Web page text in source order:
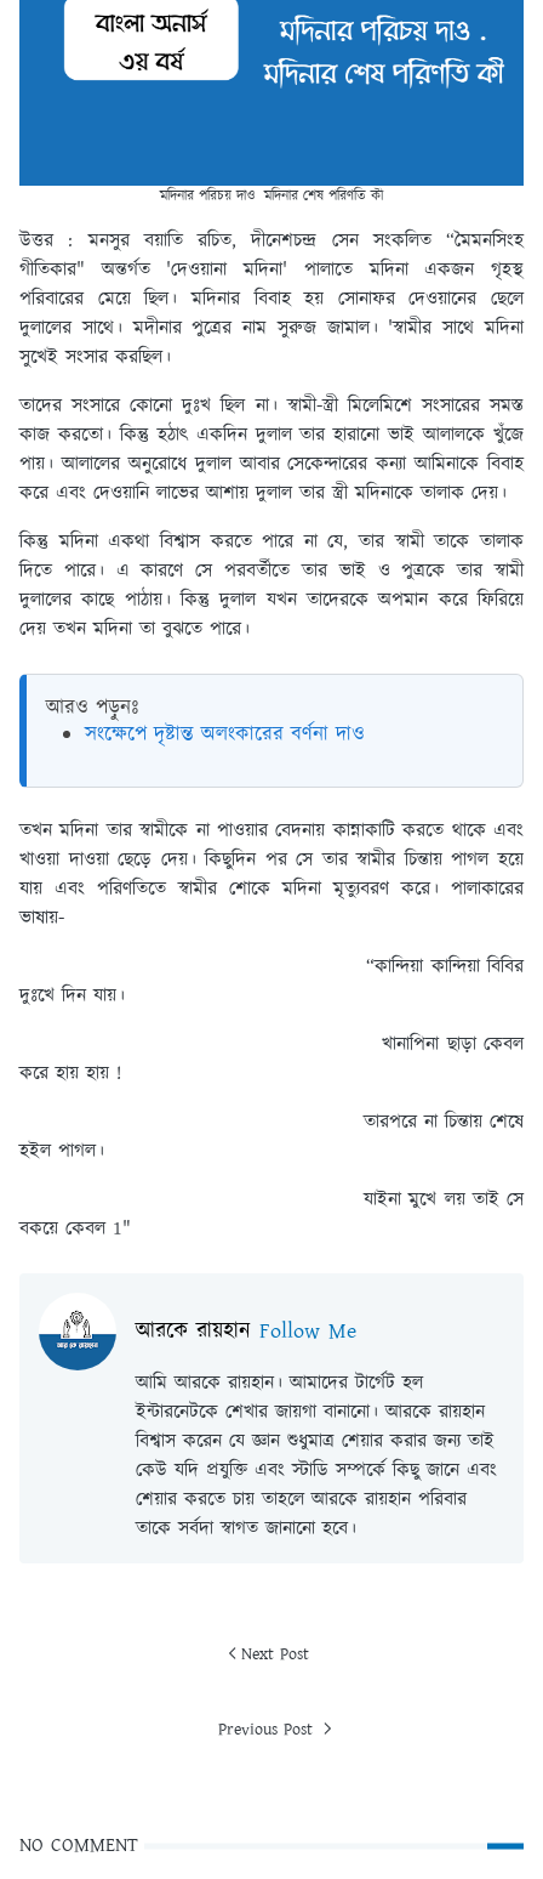
মদিনার পরিচয় দাও মদিনার শেষ পরিণতি কী
উত্তর : মনসুর বয়াতি রচিত, দীনেশচন্দ্র সেন সংকলিত “মৈমনসিংহ
গীতিকার" অন্তর্গত 'দেওয়ানা মদিনা' পালাতে মদিনা একজন গৃহস্থ
পরিবারের মেয়ে ছিল। মদিনার বিবাহ হয় সোনাফর দেওয়ানের ছেলে
দুলালের সাথে। মদীনার পুত্রের নাম সুরুজ জামাল। 'স্বামীর সাথে মদিনা
সুখেই সংসার করছিল।
তাদের সংসারে কোনো দুঃখ ছিল না। স্বামী-স্ত্রী মিলেমিশে সংসারের সমস্ত
কাজ করতো। কিন্তু হঠাৎ একদিন দুলাল তার হারানো ভাই আলালকে খুঁজে
পায়। আলালের অনুরোধে দুলাল আবার সেকেন্দারের কন্যা আমিনাকে বিবাহ
করে এবং দেওয়ানি লাভের আশায় দুলাল তার স্ত্রী মদিনাকে তালাক দেয়।
কিন্তু মদিনা একথা বিশ্বাস করতে পারে না যে, তার স্বামী তাকে তালাক
দিতে পারে। এ কারণে সে পরবর্তীতে তার ভাই ও পুত্রকে তার স্বামী
দুলালের কাছে পাঠায়। কিন্তু দুলাল যখন তাদেরকে অপমান করে ফিরিয়ে
দেয় তখন মদিনা তা বুঝতে পারে।
আরও পড়ুনঃ
সংক্ষেপে দৃষ্টান্ত অলংকারের বর্ণনা দাও
তখন মদিনা তার স্বামীকে না পাওয়ার বেদনায় কান্নাকাটি করতে থাকে এবং
খাওয়া দাওয়া ছেড়ে দেয়। কিছুদিন পর সে তার স্বামীর চিন্তায় পাগল হয়ে
যায় এবং পরিণতিতে স্বামীর শোকে মদিনা মৃত্যুবরণ করে। পালাকারের
ভাষায়-
“কান্দিয়া কান্দিয়া বিবির
দুঃখে দিন যায়।
খানাপিনা ছাড়া কেবল
করে হায় হায় !
তারপরে না চিন্তায় শেষে
হইল পাগল।
যাইনা মুখে লয় তাই সে
বকয়ে কেবল 1"
আরকে রায়হান Follow Me
আমি আরকে রায়হান। আমাদের টার্গেট হল
ইন্টারনেটকে শেখার জায়গা বানানো। আরকে রায়হান
বিশ্বাস করেন যে জ্ঞান শুধুমাত্র শেয়ার করার জন্য তাই
কেউ যদি প্রযুক্তি এবং স্টাডি সম্পর্কে কিছু জানে এবং
শেয়ার করতে চায় তাহলে আরকে রায়হান পরিবার
তাকে সর্বদা স্বাগত জানানো হবে।
Next Post
Previous Post
NO COMMENT